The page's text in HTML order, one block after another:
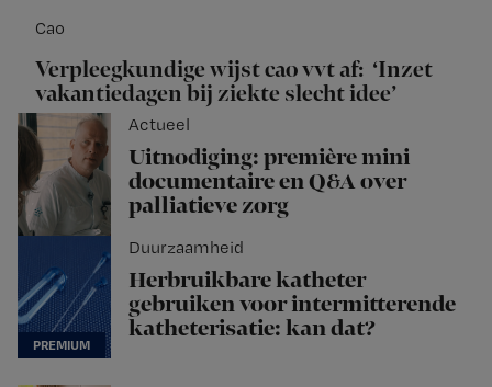
Cao
Verpleegkundige wijst cao vvt af: ‘Inzet
vakantiedagen bij ziekte slecht idee’
Actueel
Uitnodiging: première mini
documentaire en Q&A over
palliatieve zorg
Duurzaamheid
Herbruikbare katheter
gebruiken voor intermitterende
katheterisatie: kan dat?